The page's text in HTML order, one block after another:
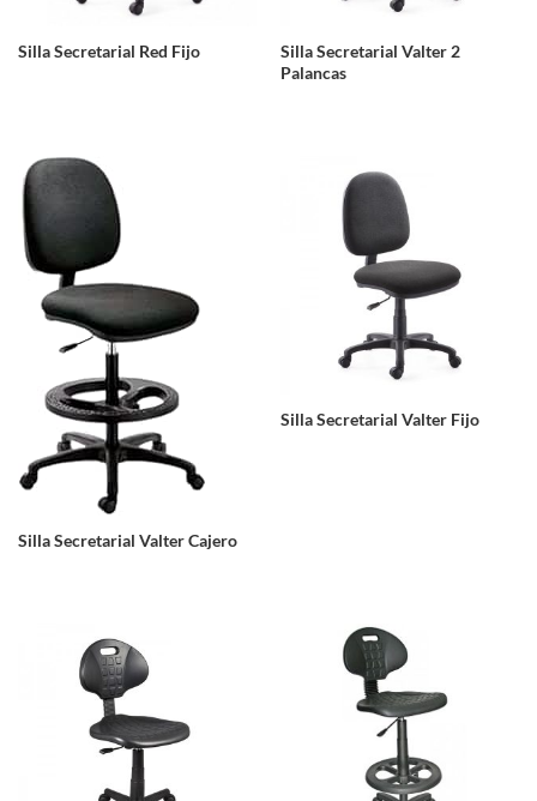
Silla Secretarial Red Fijo
Silla Secretarial Valter 2
Palancas
Silla Secretarial Valter Cajero
Silla Secretarial Valter Fijo